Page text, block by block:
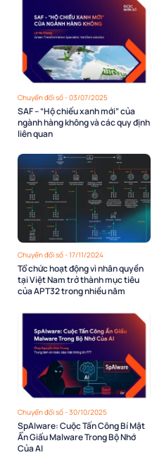
Chuyển đổi số - 03/07/2025
SAF – “Hộ chiếu xanh mới” của
ngành hàng không và các quy định
liên quan
Chuyển đổi số - 17/11/2024
Tổ chức hoạt động vì nhân quyền
tại Việt Nam trở thành mục tiêu
của APT32 trong nhiều năm
Chuyển đổi số - 30/10/2025
SpAIware: Cuộc Tấn Công Bí Mật
Ẩn Giấu Malware Trong Bộ Nhớ
Của AI